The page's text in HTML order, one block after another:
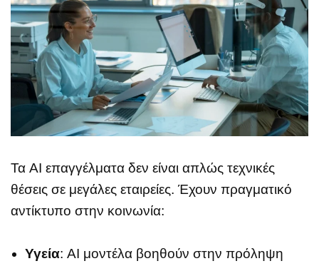
Τα AI επαγγέλματα δεν είναι απλώς τεχνικές
θέσεις σε μεγάλες εταιρείες. Έχουν πραγματικό
αντίκτυπο στην κοινωνία:
Υγεία: AI μοντέλα βοηθούν στην πρόληψη